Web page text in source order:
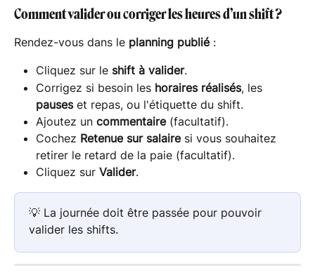
Comment valider ou corriger les heures d’un shift ?
Rendez-vous dans le planning publié :
Cliquez sur le shift à valider.
Corrigez si besoin les horaires réalisés, les
pauses et repas, ou l'étiquette du shift.
Ajoutez un commentaire (facultatif).
Cochez Retenue sur salaire si vous souhaitez
retirer le retard de la paie (facultatif).
Cliquez sur Valider.
💡 La journée doit être passée pour pouvoir
valider les shifts.